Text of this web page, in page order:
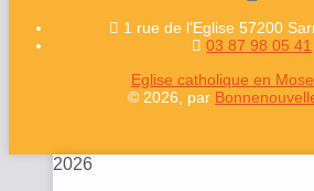
1 rue de l’Eglise 57200
03 87 98 05 41
Eglise catholique en
© 2026, par
2026